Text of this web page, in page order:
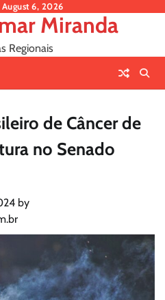
August 6, 2026
Miranda
Regionais
de Câncer de
no Senado
by